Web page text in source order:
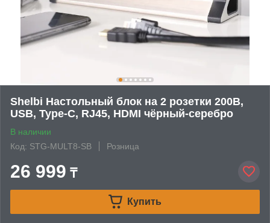
Shelbi Настольный блок на 2 розетки 200B,
USB, Type-C, RJ45, HDMI чёрный-серебро
В наличии
Код: STG-MULT8-SB
Розница
26 999 ₸
Купить